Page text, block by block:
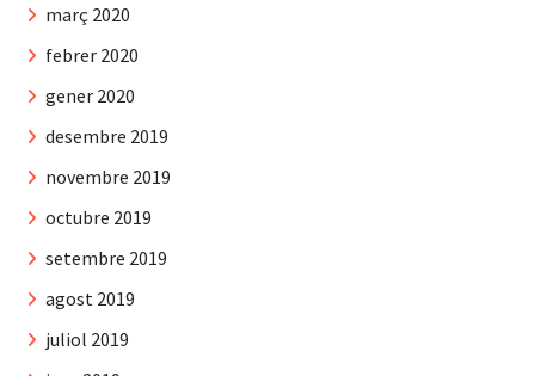
març 2020
febrer 2020
gener 2020
desembre 2019
novembre 2019
octubre 2019
setembre 2019
agost 2019
juliol 2019